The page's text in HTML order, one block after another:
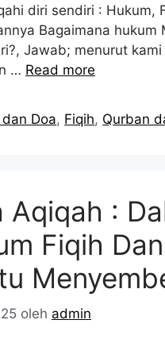
diri sendiri : Hukum,
Bagaimana hukum
Jawab; menurut kami
… Read more
Doa, Fiqih, Qurban
Aqiqah :
Fiqih Dan
oleh admin